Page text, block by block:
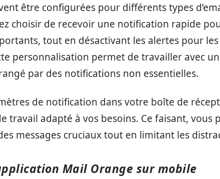
être configurées pour différents types
choisir de recevoir une notification rapide
tout en désactivant les alertes pour les
personnalisation permet de travailler avec
par des notifications non essentielles.
de notification dans votre boîte de
travail adapté à vos besoins. Ce faisant, vous
messages cruciaux tout en limitant les
Mail Orange sur mobile